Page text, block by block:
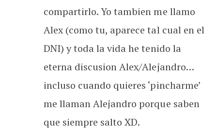
compartirlo. Yo tambien me llamo
Alex (como tu, aparece tal cual en el
DNI) y toda la vida he tenido la
eterna discusion Alex/Alejandro…
incluso cuando quieres ‘pincharme’
me llaman Alejandro porque saben
que siempre salto XD.